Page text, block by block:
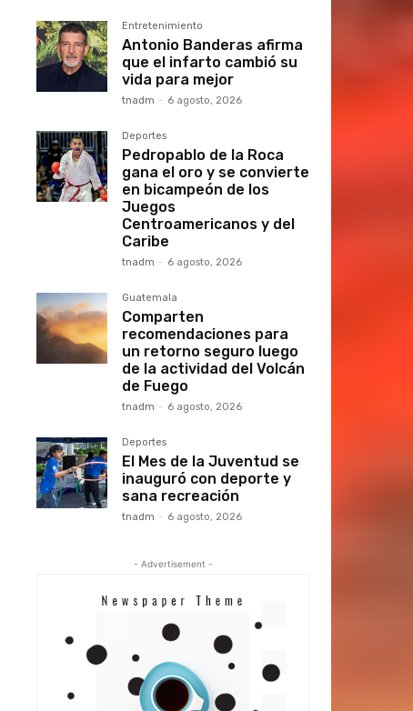
Entretenimiento
Antonio Banderas afirma
que el infarto cambió su
vida para mejor
tnadm - 6 agosto, 2026
Deportes
Pedropablo de la Roca
gana el oro y se convierte
en bicampeón de los
Juegos
Centroamericanos y del
Caribe
tnadm - 6 agosto, 2026
Guatemala
Comparten
recomendaciones para
un retorno seguro luego
de la actividad del Volcán
de Fuego
tnadm - 6 agosto, 2026
Deportes
El Mes de la Juventud se
inauguró con deporte y
sana recreación
tnadm - 6 agosto, 2026
- Advertisement -